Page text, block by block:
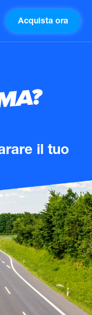
Acquista ora
il tuo